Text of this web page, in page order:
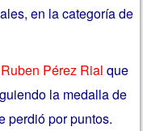
en la categoría de
Ruben Pérez Rial que
la medalla de
perdió por puntos.